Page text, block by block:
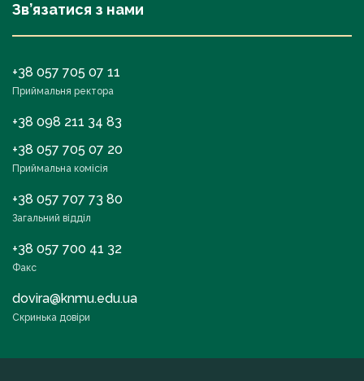
Зв’язатися з нами
+38 057 705 07 11
Приймальня ректора
+38 098 211 34 83
+38 057 705 07 20
Приймальна комісія
+38 057 707 73 80
Загальний відділ
+38 057 700 41 32
Факс
dovira@knmu.edu.ua
Скринька довіри